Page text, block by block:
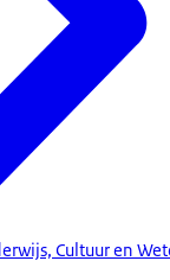
Cultuur en